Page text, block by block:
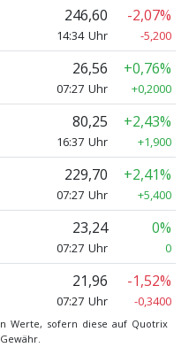
246,60
14:34 Uhr
-2,07%
-5,200
26,56
07:27 Uhr
+0,76%
+0,2000
80,25
16:37 Uhr
+2,43%
+1,900
229,70
07:27 Uhr
+2,41%
+5,400
23,24
07:27 Uhr
0%
0
21,96
07:27 Uhr
-1,52%
-0,3400
Werte, sofern diese auf Quotrix